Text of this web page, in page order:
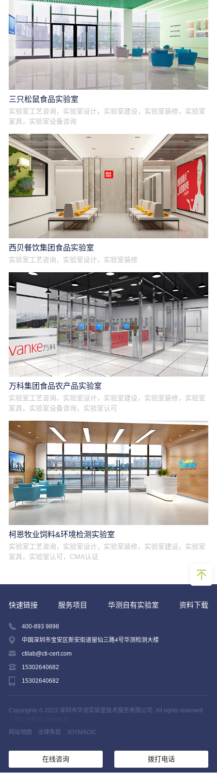
三只松鼠食品实验室
实验室工艺咨询，实验室设计，实验室建设，实验室装修，实验室
家具，实验室设备咨询
西贝餐饮集团食品实验室
实验室工艺咨询，实验室设计，实验室装修
万科集团食品农产品实验室
实验室工艺咨询，实验室设计，实验室建设，实验室装修，实验室
家具，实验室设备咨询，实验室认可
柯恩牧业饲料&环境检测实验室
实验室工艺咨询，实验室设计，实验室装修，实验室建设，实验室
家具，实验室认可，CMA认证
在线咨询 拨打电话
400-893 9898
中国深圳市宝安区新安街道留仙三路4号华测检测大楼
ctilab@cti-cert.com
15302640682
15302640682
快速链接 服务项目 华测自有实验室 资料下载
Copyrights © 2023 深圳市华测实验室技术服务有限公司. All rights reserved
网站地图
法律条款 JOYMAGIC